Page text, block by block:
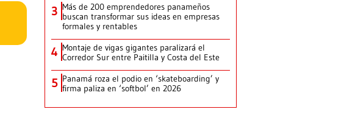
3 Más de 200 emprendedores panameños
buscan transformar sus ideas en empresas
formales y rentables
4 Montaje de vigas gigantes paralizará el
Corredor Sur entre Paitilla y Costa del Este
5 Panamá roza el podio en ‘skateboarding’ y
firma paliza en ‘softbol’ en 2026